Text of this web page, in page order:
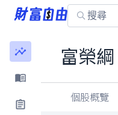
富榮綱
個股概覽